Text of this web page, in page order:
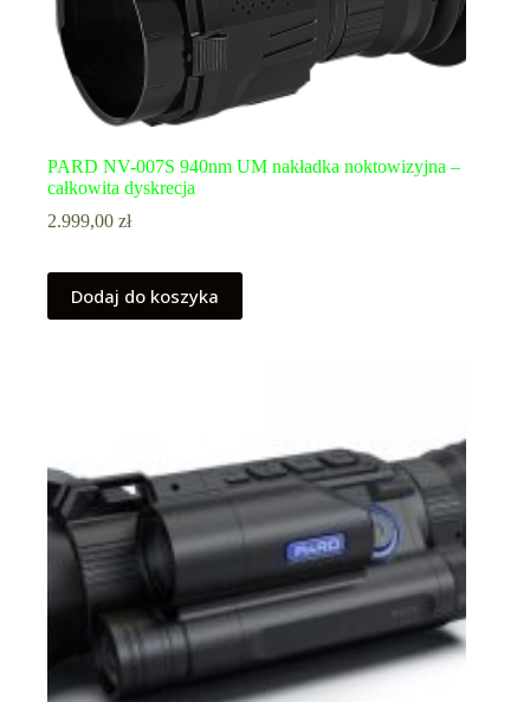
PARD NV-007S 940nm UM nakładka noktowizyjna –
całkowita dyskrecja
2.999,00 zł
Dodaj do koszyka